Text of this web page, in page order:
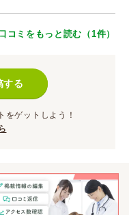
コミをもっと読む（1件）
する
をゲットしよう！